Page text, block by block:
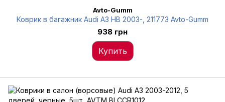
Avto-Gumm
Коврик в багажник Audi A3 HB 2003-, 211773 Avto-Gumm
938 грн
Купить